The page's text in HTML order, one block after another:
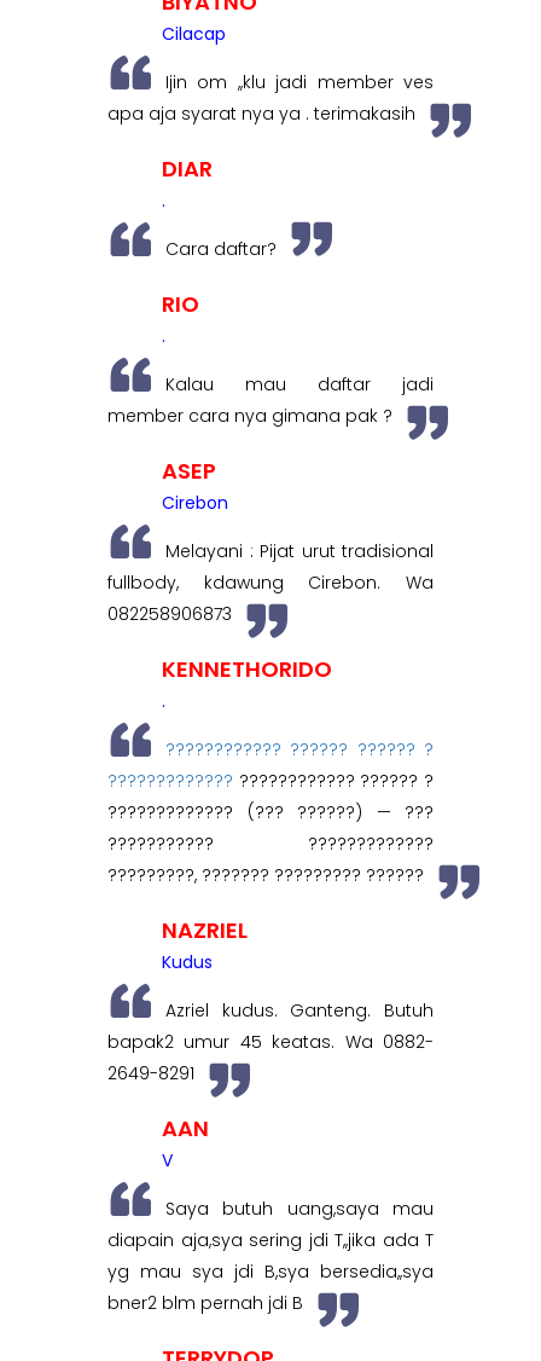
Cilacap
Ijin om ,,klu jadi member ves
apa aja syarat nya ya . terimakasih
DIAR
.
Cara daftar?
RIO
.
Kalau mau daftar jadi
member cara nya gimana pak ?
ASEP
Cirebon
Melayani : Pijat urut tradisional
fullbody, kdawung Cirebon. Wa
082258906873
KENNETHORIDO
.
???????????? ?????? ?????? ?
????????????? ???????????? ?????? ?
????????????? (??? ??????) — ???
??????????? ?????????????
?????????, ??????? ????????? ??????
NAZRIEL
Kudus
Azriel kudus. Ganteng. Butuh
bapak2 umur 45 keatas. Wa 0882-
2649-8291
AAN
V
Saya butuh uang,saya mau
diapain aja,sya sering jdi T,,jika ada T
yg mau sya jdi B,sya bersedia,,sya
bner2 blm pernah jdi B